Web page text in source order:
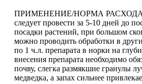
ПРИМЕНЕНИЕ/НОРМА РАСХОДА:
следует провести за 5-10 дней до
посадки растений, при большом
можно проводить обработки в
по 1 ч.л. препарата в норки на
внесения препарата необходимо
почву, слегка размякшие гранулы
медведка, а запах сильнее